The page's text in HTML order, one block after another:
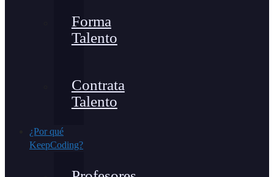
Forma
Talento
Contrata
Talento
¿Por qué
KeepCoding?